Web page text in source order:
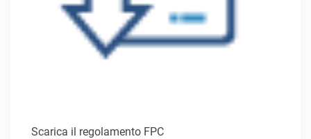
Scarica il regolamento FPC